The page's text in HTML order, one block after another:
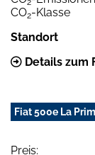
2
CO2-Klasse
Standort
Details zum
Fiat 500e La
Preis: